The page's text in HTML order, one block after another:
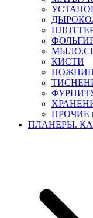
ПЛОТТЕР
КИСТИ
ПРОЧИЕ
ПЛАНЕРЫ.